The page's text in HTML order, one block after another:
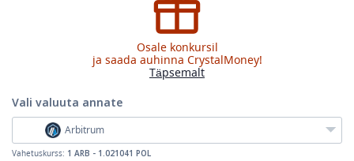
Osale konkursil
ja saada auhinna CrystalMoney!
Täpsemalt
Vali valuuta annate
Arbitrum
Vahetuskurss: 1 ARB - 1.021041 POL